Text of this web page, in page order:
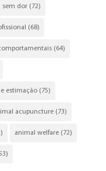
sem dor(72)
(68)
(64)
estimação(75)
acupuncture(73)
animal welfare(72)